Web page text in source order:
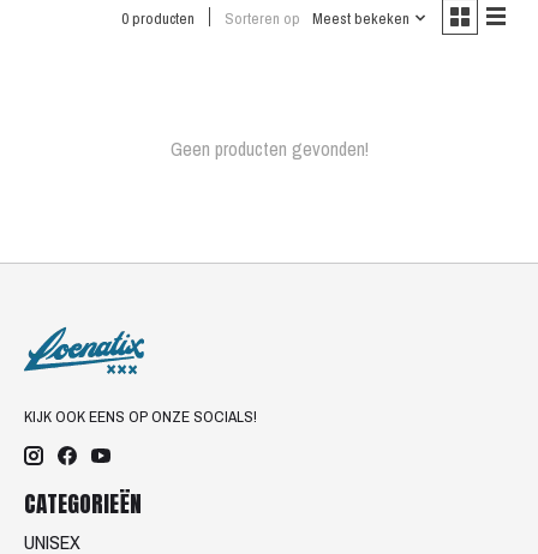
0 producten Sorteren op Meest bekeken
Geen producten gevonden!
KIJK OOK EENS OP ONZE SOCIALS!
CATEGORIEËN
UNISEX